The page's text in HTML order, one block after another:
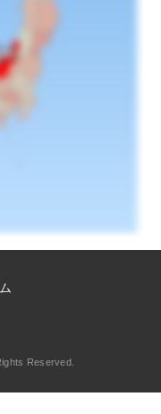
Reserved.